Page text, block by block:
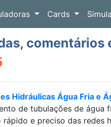
Cards
comentários
Hidráulicas Água Fria e
de tubulações de
e preciso das redes